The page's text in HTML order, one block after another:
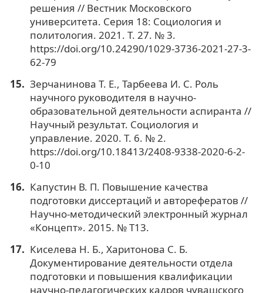
решения // Вестник Московского
университета. Серия 18: Социология и
политология. 2021. Т. 27. № 3.
https://doi.org/10.24290/1029-3736-2021-27-3-
62-79
Зерчанинова Т. Е., Тарбеева И. С. Роль
научного руководителя в научно-
образовательной деятельности аспиранта //
Научный результат. Социология и
управление. 2020. Т. 6. № 2.
https://doi.org/10.18413/2408-9338-2020-6-2-
0-10
Капустин В. П. Повышение качества
подготовки диссертаций и авторефератов //
Научно-методический электронный журнал
«Концепт». 2015. № T13.
Киселева Н. Б., Харитонова С. Б.
Документирование деятельности отдела
подготовки и повышения квалификации
научно-педагогических кадров чувашского